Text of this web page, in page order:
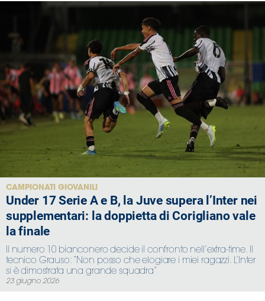
CAMPIONATI GIOVANILI
Under 17 Serie A e B, la Juve supera l’Inter nei
supplementari: la doppietta di Corigliano vale
la finale
Il numero 10 bianconero decide il confronto nell’extra-time. Il
tecnico Grauso: “Non posso che elogiare i miei ragazzi. L’Inter
si è dimostrata una grande squadra”
23 giugno 2026